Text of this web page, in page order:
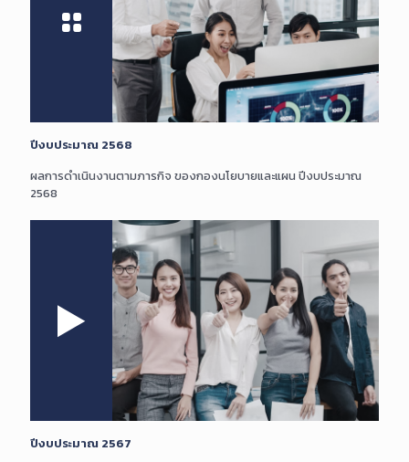
ปีงบประมาณ 2568
ผลการดำเนินงานตามภารกิจ ของกองนโยบายและแผน ปีงบประมาณ
2568
ปีงบประมาณ 2567